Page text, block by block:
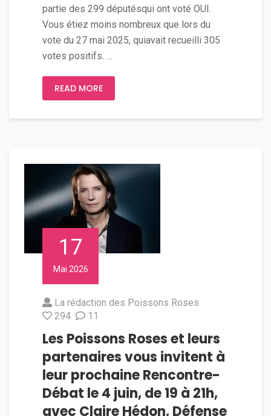
partie des 299 députésqui ont voté OUI.
Vous étiez moins nombreux que lors du
vote du 27 mai 2025, quiavait recueilli 305
votes positifs. …
READ MORE
17
Mai 2026
La rédaction des Poissons Roses
294
11
Les Poissons Roses et leurs
partenaires vous invitent à
leur prochaine Rencontre-
Débat le 4 juin, de 19 à 21h,
avec Claire Hédon, Défense